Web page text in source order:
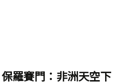
羅賽門：非洲天空下